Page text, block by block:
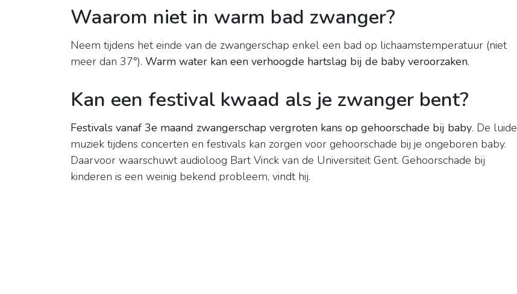
Waarom niet in warm bad zwanger?
Neem tijdens het einde van de zwangerschap enkel een bad op lichaamstemperatuur (niet
meer dan 37°). Warm water kan een verhoogde hartslag bij de baby veroorzaken.
Kan een festival kwaad als je zwanger bent?
Festivals vanaf 3e maand zwangerschap vergroten kans op gehoorschade bij baby. De luide
muziek tijdens concerten en festivals kan zorgen voor gehoorschade bij je ongeboren baby.
Daarvoor waarschuwt audioloog Bart Vinck van de Universiteit Gent. Gehoorschade bij
kinderen is een weinig bekend probleem, vindt hij.